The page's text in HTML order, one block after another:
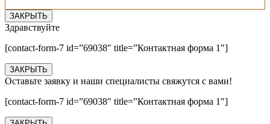
ЗАКРЫТЬ
Здравствуйте
[contact-form-7 id=”69038″ title=”Контактная форма 1″]
ЗАКРЫТЬ
Оставьте заявку и наши специалисты свяжутся с вами!
[contact-form-7 id=”69038″ title=”Контактная форма 1″]